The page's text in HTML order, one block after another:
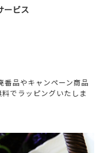
ービス
番品やキャンペーン商品
料でラッピングいたしま